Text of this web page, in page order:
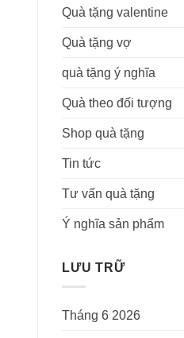
Quà tặng valentine
Quà tặng vợ
quà tặng ý nghĩa
Quà theo đối tượng
Shop quà tặng
Tin tức
Tư vấn quà tặng
Ý nghĩa sản phẩm
LƯU TRỮ
Tháng 6 2026